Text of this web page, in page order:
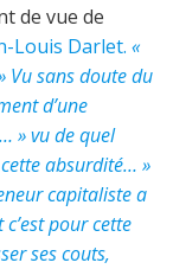
de vue de
Louis Darlet.«
Vu sans doute du
d’une
» vu de quel
absurdité… »
capitaliste a
pour cette
ses couts,